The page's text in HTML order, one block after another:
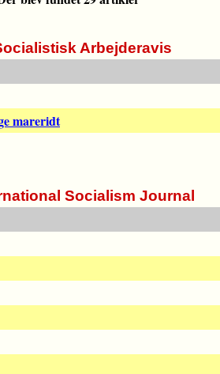
Arbejderavis
mareridt
Socialism Journal